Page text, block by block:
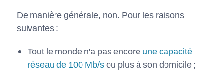
De manière générale, non. Pour les raisons
suivantes :
Tout le monde n'a pas encore une capacité
réseau de 100 Mb/sou plus à son domicile ;